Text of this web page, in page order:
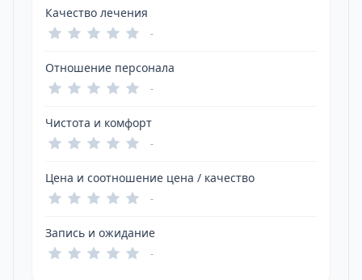
Качество лечения
-
Отношение персонала
-
Чистота и комфорт
-
Цена и соотношение цена / качество
-
Запись и ожидание
-